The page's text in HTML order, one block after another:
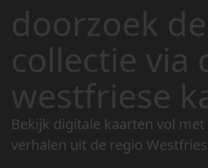
doorzoek de
collectie via
westfriese
Bekijk digitale kaarten vol
verhalen uit de regio